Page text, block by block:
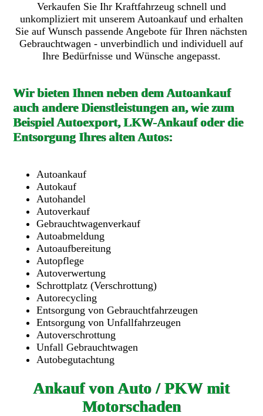
Verkaufen Sie Ihr Kraftfahrzeug schnell und
unkompliziert mit unserem Autoankauf und erhalten
Sie auf Wunsch passende Angebote für Ihren nächsten
Gebrauchtwagen - unverbindlich und individuell auf
Ihre Bedürfnisse und Wünsche angepasst.
Wir bieten Ihnen neben dem Autoankauf
auch andere Dienstleistungen an, wie zum
Beispiel Autoexport, LKW-Ankauf oder die
Entsorgung Ihres alten Autos:
Autoankauf
Autokauf
Autohandel
Autoverkauf
Gebrauchtwagenverkauf
Autoabmeldung
Autoaufbereitung
Autopflege
Autoverwertung
Schrottplatz (Verschrottung)
Autorecycling
Entsorgung von Gebrauchtfahrzeugen
Entsorgung von Unfallfahrzeugen
Autoverschrottung
Unfall Gebrauchtwagen
Autobegutachtung
Ankauf von Auto / PKW mit
Motorschaden